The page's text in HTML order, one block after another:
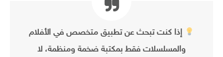
إذا كنت تبحث عن تطبيق متخصص في الأفلام
والمسلسلات فقط بمكتبة ضخمة ومنظمة، لا